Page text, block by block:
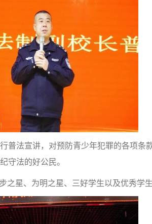
普法宣讲，对预防青少年犯罪的各项条
守法的好公民。
之星、为明之星、三好学生以及优秀学